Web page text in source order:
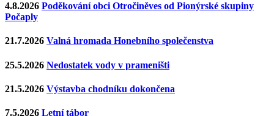
4.8.2026 Poděkování obci Otročiněves od Pionýrské skupiny
Počaply
21.7.2026 Valná hromada Honebního společenstva
25.5.2026 Nedostatek vody v prameništi
21.5.2026 Výstavba chodníku dokončena
7.5.2026 Letní tábor